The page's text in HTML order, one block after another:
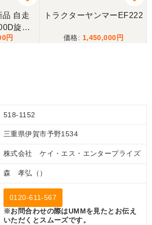
品 自走
旋回
トラクターヤンマーEF222
1,450,000
518-1152
三重県伊賀市予野1534
株式会社 ケイ・エス・エンタープライズ
森 孝弘（）
0120-611-567
※お問合わせの際はUMMを見たとお伝え
いただくとスムーズです。